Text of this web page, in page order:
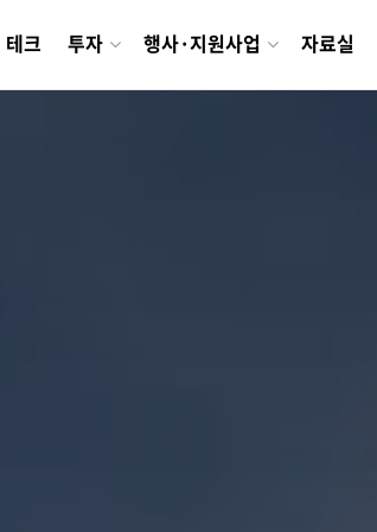
테크 투자 행사·지원사업 자료실